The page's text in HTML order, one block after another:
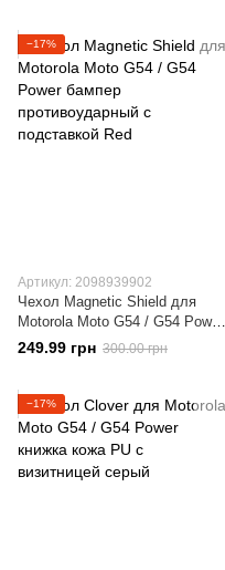
−17%
Артикул: 2098939902
Чехол Magnetic Shield для
Motorola Moto G54 / G54 Power
бампер противоударный с
подставкой Red
249.99 грн 300.00 грн
−17%